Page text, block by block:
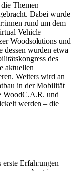
Themen
Dabei wurde
rund um dem
Vehicle
Woodsolutions und
dessen wurden etwa
des
aktuellen
Weiters wird an
in der Mobilität
WoodC.A.R. und
werden – die
erste Erfahrungen